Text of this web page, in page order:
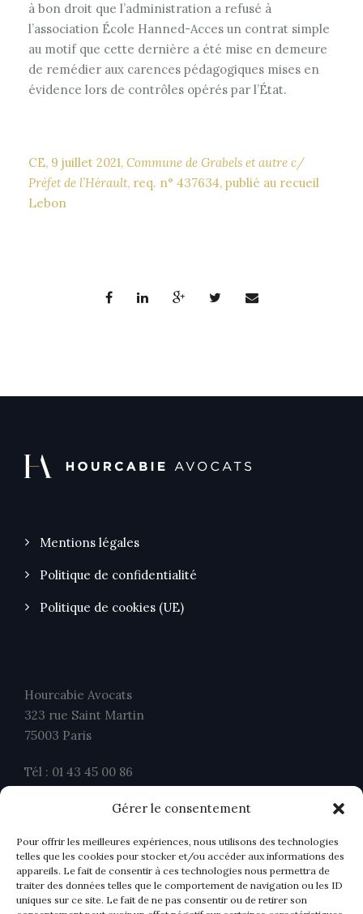
Gérer le consentement
Pour offrir les meilleures expériences, nous utilisons des technologies
telles que les cookies pour stocker et/ou accéder aux informations des
appareils. Le fait de consentir à ces technologies nous permettra de
traiter des données telles que le comportement de navigation ou les ID
uniques sur ce site. Le fait de ne pas consentir ou de retirer son
à bon droit que l’administration a refusé à
l’association École Hanned-Acces un contrat simple
au motif que cette dernière a été mise en demeure
de remédier aux carences pédagogiques mises en
évidence lors de contrôles opérés par l’État.
CE, 9 juillet 2021, Commune de Grabels et autre c/
Préfet de l’Hérault, req. n° 437634, publié au recueil
Lebon
Mentions légales
Politique de confidentialité
Politique de cookies (UE)
Hourcabie Avocats
323 rue Saint Martin
75003 Paris
Tél : 01 43 45 00 86
contact@ahavocats.fr